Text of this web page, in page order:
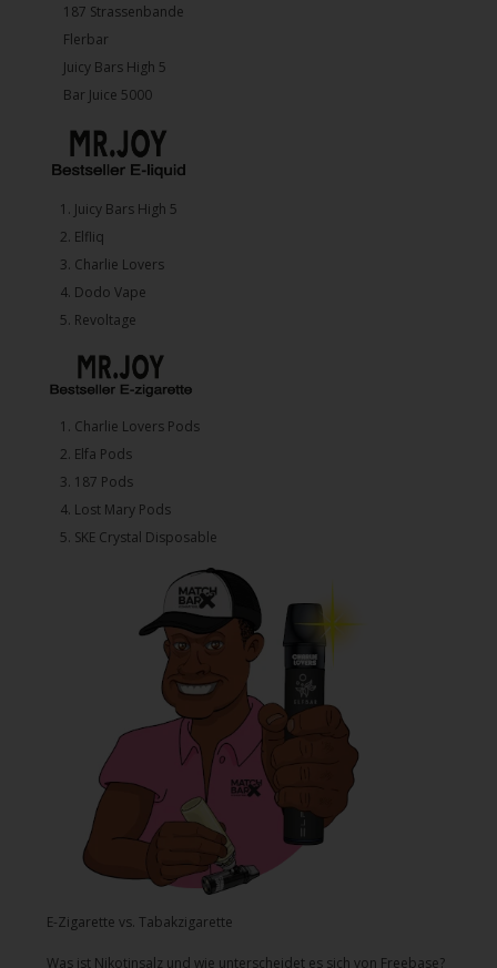
187 Strassenbande
Flerbar
Juicy Bars High 5
Bar Juice 5000
1.⁠ ⁠Juicy Bars High 5
2.⁠ ⁠⁠Elfliq
3.⁠ ⁠⁠Charlie Lovers
4.⁠ ⁠⁠Dodo Vape
5. ⁠Revoltage
1.⁠ ⁠Charlie Lovers Pods
2.⁠ ⁠⁠Elfa Pods
3.⁠ ⁠⁠187 Pods
4.⁠ ⁠⁠Lost Mary Pods
5.⁠ ⁠⁠SKE Crystal Disposable
E-Zigarette vs. Tabakzigarette
Was ist Nikotinsalz und wie unterscheidet es sich von Freebase?